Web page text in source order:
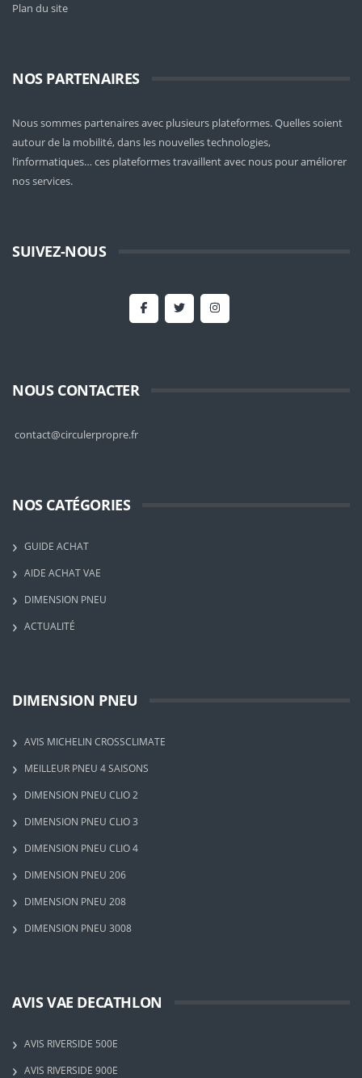
Plan du site
NOS PARTENAIRES
Nous sommes partenaires avec plusieurs plateformes. Quelles soient
autour de la mobilité, dans les nouvelles technologies,
l’informatiques… ces plateformes travaillent avec nous pour améliorer
nos services.
SUIVEZ-NOUS
NOUS CONTACTER
contact@circulerpropre.fr
NOS CATÉGORIES
GUIDE ACHAT
AIDE ACHAT VAE
DIMENSION PNEU
ACTUALITÉ
DIMENSION PNEU
AVIS MICHELIN CROSSCLIMATE
MEILLEUR PNEU 4 SAISONS
DIMENSION PNEU CLIO 2
DIMENSION PNEU CLIO 3
DIMENSION PNEU CLIO 4
DIMENSION PNEU 206
DIMENSION PNEU 208
DIMENSION PNEU 3008
AVIS VAE DECATHLON
AVIS RIVERSIDE 500E
AVIS RIVERSIDE 900E